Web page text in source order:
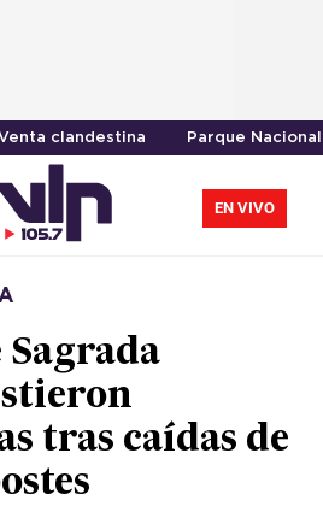
Venta clandestina Parque
EN VIVO
Sagrada
tras caídas de